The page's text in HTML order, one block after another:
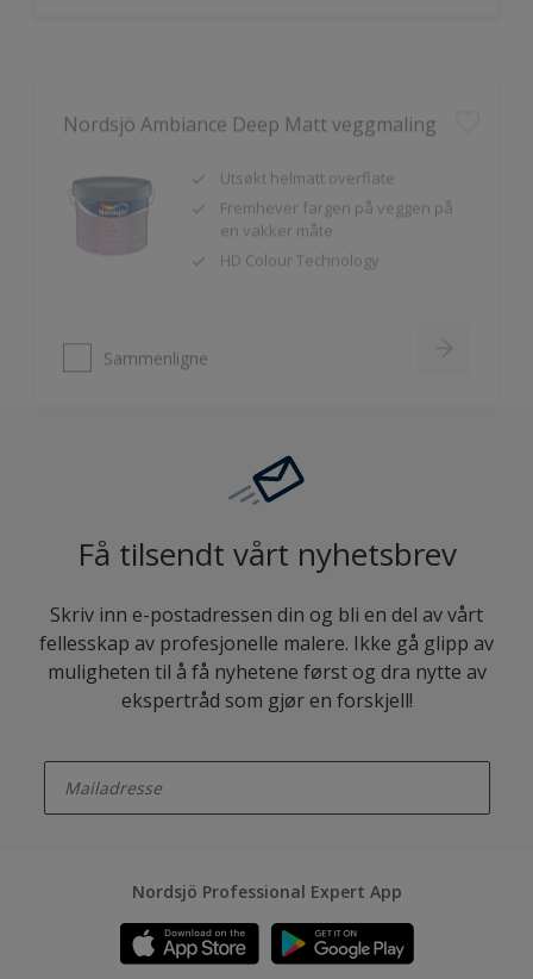
Utsøkt helmatt overflate
en vakker måte
HD Colour Technology
Få tilsendt vårt nyhetsbrev
Skriv inn e-postadressen din og bli en del av vårt
fellesskap av profesjonelle malere. Ikke gå glipp av
muligheten til å få nyhetene først og dra nytte av
ekspertråd som gjør en forskjell!
Nordsjö Professional Expert App